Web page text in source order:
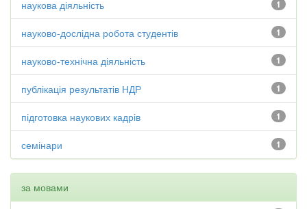
1
наукова діяльність
1
науково-дослідна робота студентів
1
науково-технічна діяльність
1
публікація результатів НДР
1
підготовка наукових кадрів
1
семінари
за мовами